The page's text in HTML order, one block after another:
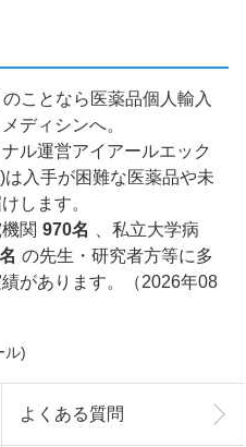
ことなら医薬品個人輸入
ディシンへ。
ル運営アイアールエック
入手が困難な医薬品や未
します。
関 970名
、私立大学病
の先生・研究者方等に多
があります。（2026年08
ル)
よくある質問